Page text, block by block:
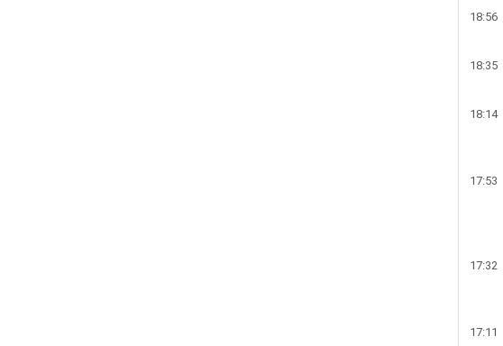
18:56
18:35
18:14
17:53
17:32
17:11